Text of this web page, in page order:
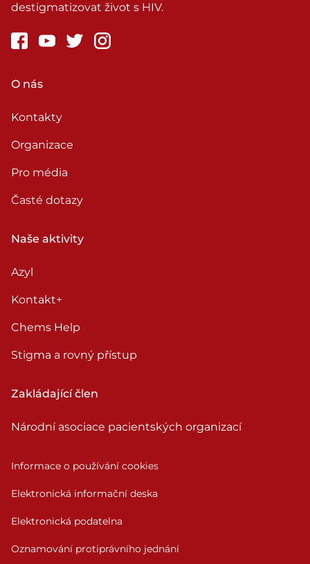
destigmatizovat život s HIV.
O nás
Kontakty
Organizace
Pro média
Časté dotazy
Naše aktivity
Azyl
Kontakt+
Chems Help
Stigma a rovný přístup
Zakládající člen
Národní asociace pacientských organizací
Informace o používání cookies
Elektronická informační deska
Elektronická podatelna
Oznamování protiprávního jednání